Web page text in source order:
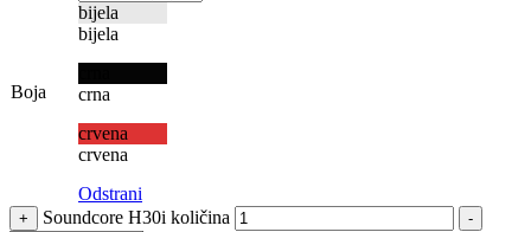
Boja
bijela
bijela
crna
crvena
crvena
Odstrani
+ Soundcore H30i količina
-